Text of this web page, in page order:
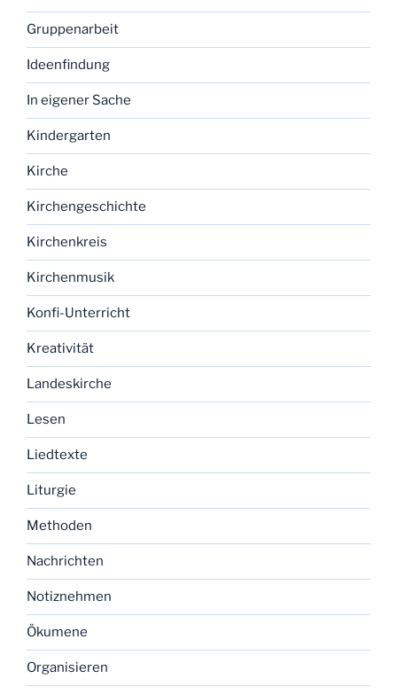
Gruppenarbeit
Ideenfindung
In eigener Sache
Kindergarten
Kirche
Kirchengeschichte
Kirchenkreis
Kirchenmusik
Konfi-Unterricht
Kreativität
Landeskirche
Lesen
Liedtexte
Liturgie
Methoden
Nachrichten
Notiznehmen
Ökumene
Organisieren